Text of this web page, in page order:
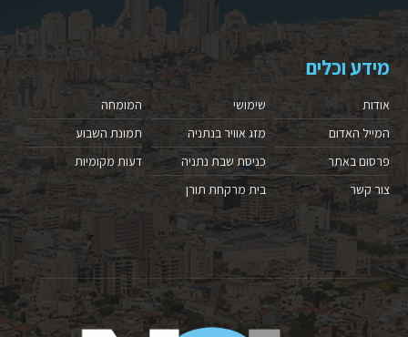
מידע וכלים
אודות
המייל האדום
פרסום באתר
צור קשר
שימושי
מזג אוויר בנתניה
כניסת שבת נתניה
בית מרקחת תורן
המומחה
תמונת השבוע
דעות מקומיות